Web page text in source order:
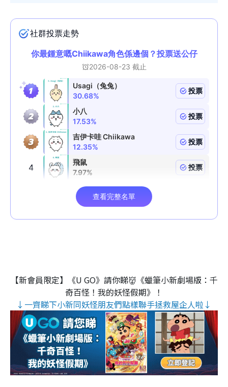
【新會員限定】《U GO》請你睇👹《蠟筆小新劇場版：千
奇百怪！我的妖怪假期》！
↓一齊睇下小新同妖怪朋友們點樣聯手拯救屋企人啦↓